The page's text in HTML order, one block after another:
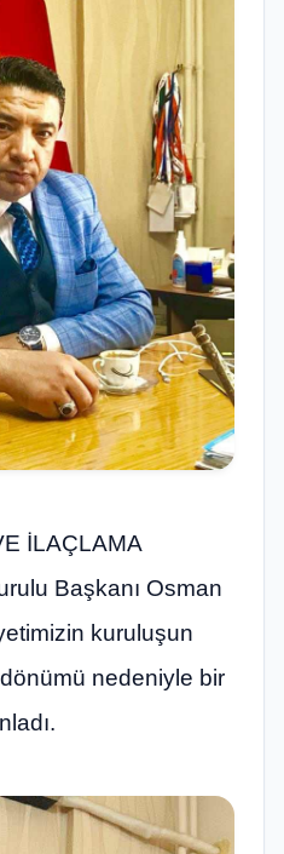
İLAÇLAMA
Başkanı Osman
kuruluşun
nedeniyle bir